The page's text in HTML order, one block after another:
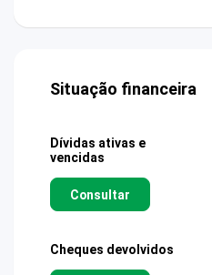
Situação financeira
Dívidas ativas e
vencidas
Consultar
Cheques devolvidos